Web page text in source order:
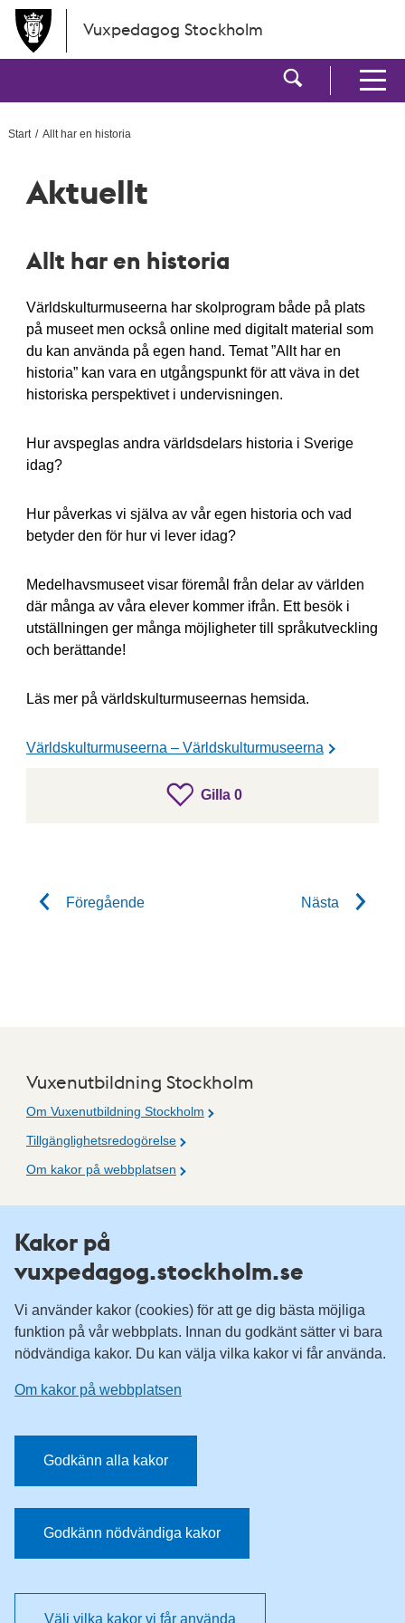
Hoppa till huvudinnehållet
Vuxpedagog Stockholm
Visa
Visa
Start Allt har en historia
Aktuellt
Allt har en historia
Gilla 0gillar inlägget
Världskulturmuseerna har skolprogram både på plats
på museet men också online med digitalt material som
du kan använda på egen hand. Temat ”Allt har en
historia” kan vara en utgångspunkt för att väva in det
historiska perspektivet i undervisningen.
Hur avspeglas andra världsdelars historia i Sverige
idag?
Hur påverkas vi själva av vår egen historia och vad
betyder den för hur vi lever idag?
Medelhavsmuseet visar föremål från delar av världen
där många av våra elever kommer ifrån. Ett besök i
utställningen ger många möjligheter till språkutveckling
och berättande!
Läs mer på världskulturmuseernas hemsida.
Världskulturmuseerna – Världskulturmuseerna
Föregående Nästa
Vuxenutbildning Stockholm
Om Vuxenutbildning Stockholm
Tillgänglighetsredogörelse
Om kakor på webbplatsen
Fler resurser
Vuxenutbildning Stockholm
Information för leverantörsskolor
Sociala medier
Vuxenutbildning Stockholm, Instagram
Har du tips på vad vi borde publicera på webbplatsen? Mejla
Kakor på
vuxpedagog.stockholm.se
Vi använder kakor (cookies) för att ge dig bästa möjliga
funktion på vår webbplats. Innan du godkänt sätter vi bara
nödvändiga kakor. Du kan välja vilka kakor vi får använda.
Om kakor på webbplatsen
Godkänn alla kakor
Godkänn nödvändiga kakor
Välj vilka kakor vi får använda